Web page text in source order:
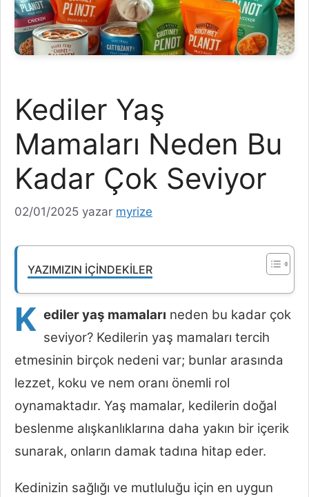
Kediler Yaş
Mamaları Neden Bu
Kadar Çok Seviyor
02/01/2025 yazar myrize
YAZIMIZIN İÇINDEKILER
K ediler yaş mamaları neden bu kadar çok
seviyor? Kedilerin yaş mamaları tercih
etmesinin birçok nedeni var; bunlar arasında
lezzet, koku ve nem oranı önemli rol
oynamaktadır. Yaş mamalar, kedilerin doğal
beslenme alışkanlıklarına daha yakın bir içerik
sunarak, onların damak tadına hitap eder.
Kedinizin sağlığı ve mutluluğu için en uygun